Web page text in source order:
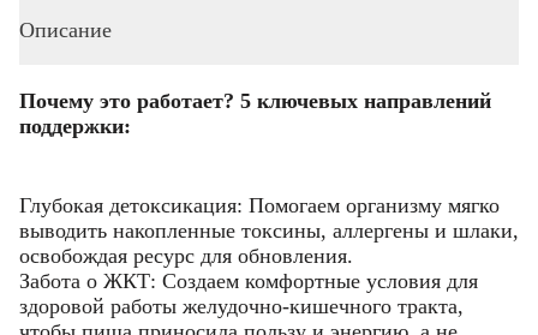
Описание
Почему это работает? 5 ключевых направлений
поддержки:
Глубокая детоксикация: Помогаем организму мягко
выводить накопленные токсины, аллергены и шлаки,
освобождая ресурс для обновления.
Забота о ЖКТ: Создаем комфортные условия для
здоровой работы желудочно-кишечного тракта,